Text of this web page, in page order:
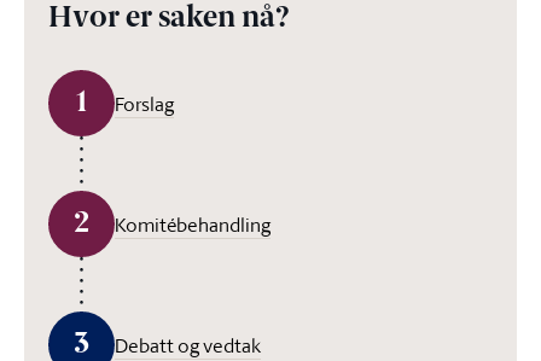
Hvor er saken nå?
1 Forslag
2 Komitébehandling
3 Debatt og vedtak